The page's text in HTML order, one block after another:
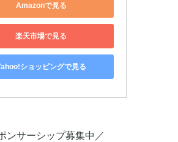
Amazonで見る
楽天市場で見る
ショッピングで見る
ンサーシップ募集中／